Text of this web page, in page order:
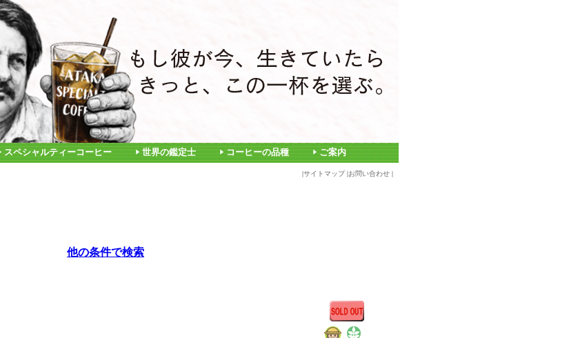
スペシャルティーコーヒー 世界の鑑定士 コーヒーの品種 ご案内
|サイトマップ|お問い合わせ|
他の条件で検索